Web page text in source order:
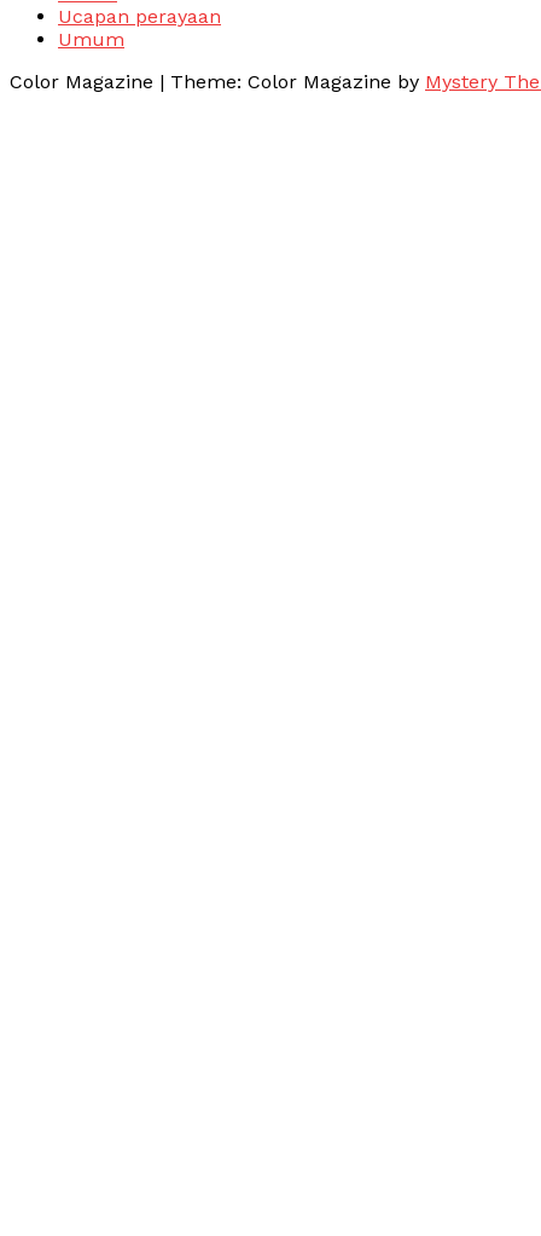
Ucapan perayaan
Umum
Color Magazine | Theme: Color Magazine by Mystery